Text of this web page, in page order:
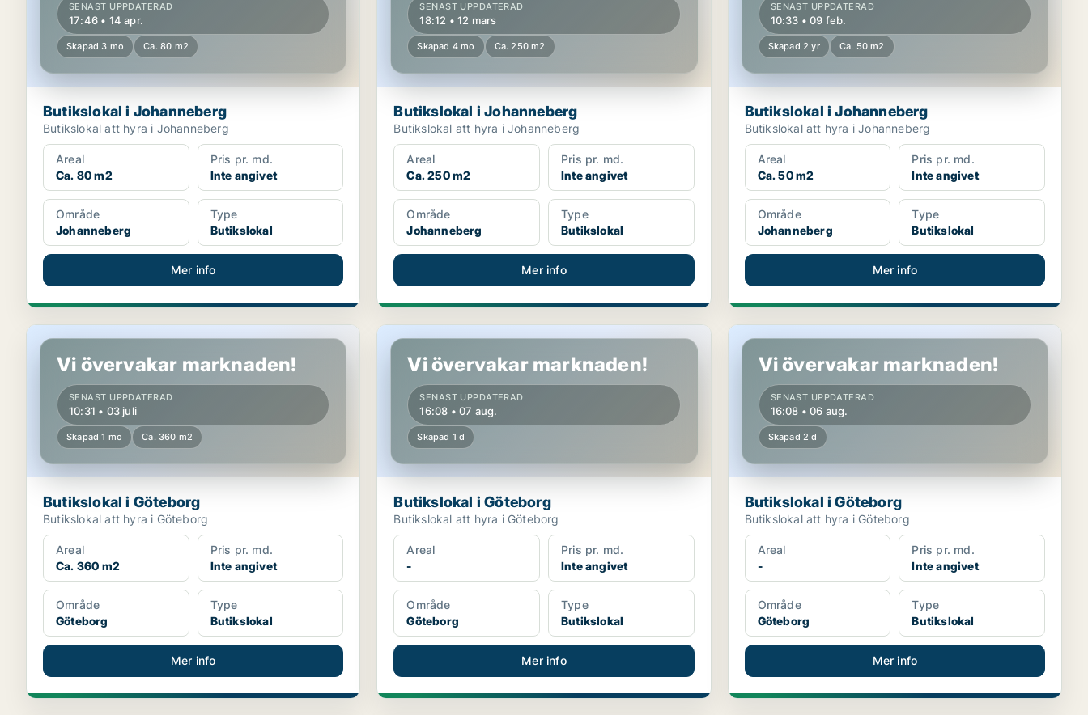
SENAST UPPDATERAD
17:46 • 14 apr.
Skapad 3 mo Ca. 80 m2
Butikslokal i Johanneberg
Butikslokal att hyra i Johanneberg
Areal
Ca. 80 m2
Pris pr. md.
Inte angivet
Område
Johanneberg
Type
Butikslokal
Mer info
SENAST UPPDATERAD
18:12 • 12 mars
Skapad 4 mo Ca. 250 m2
Butikslokal i Johanneberg
Butikslokal att hyra i Johanneberg
Areal
Ca. 250 m2
Pris pr. md.
Inte angivet
Område
Johanneberg
Type
Butikslokal
Mer info
SENAST UPPDATERAD
10:33 • 09 feb.
Skapad 2 yr Ca. 50 m2
Butikslokal i Johanneberg
Butikslokal att hyra i Johanneberg
Areal
Ca. 50 m2
Pris pr. md.
Inte angivet
Område
Johanneberg
Type
Butikslokal
Mer info
Butikslokal i Göteborg
Vi övervakar marknaden!
SENAST UPPDATERAD
10:31 • 03 juli
Skapad 1 mo Ca. 360 m2
Butikslokal i Göteborg
Butikslokal att hyra i Göteborg
Areal
Ca. 360 m2
Pris pr. md.
Inte angivet
Område
Göteborg
Type
Butikslokal
Mer info
Butikslokal i Göteborg
Vi övervakar marknaden!
SENAST UPPDATERAD
16:08 • 07 aug.
Skapad 1 d
Butikslokal i Göteborg
Butikslokal att hyra i Göteborg
Areal
-
Pris pr. md.
Inte angivet
Område
Göteborg
Type
Butikslokal
Mer info
Butikslokal i Göteborg
Vi övervakar marknaden!
SENAST UPPDATERAD
16:08 • 06 aug.
Skapad 2 d
Butikslokal i Göteborg
Butikslokal att hyra i Göteborg
Areal
-
Pris pr. md.
Inte angivet
Område
Göteborg
Type
Butikslokal
Mer info